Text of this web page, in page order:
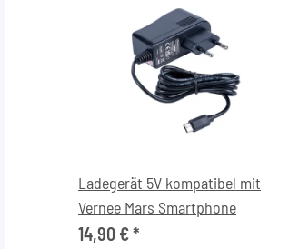
Ladegerät 5V kompatibel mit
Vernee Mars Smartphone
14,90 €*